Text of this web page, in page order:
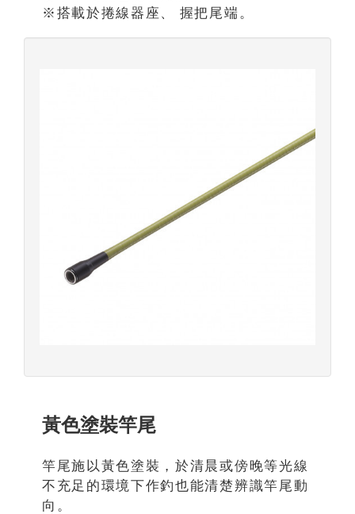
※搭載於捲線器座、 握把尾端。
黃色塗裝竿尾
竿尾施以黃色塗裝，於清晨或傍晚等光線
不充足的環境下作釣也能清楚辨識竿尾動
向。